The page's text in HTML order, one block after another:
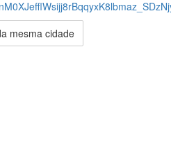
mesma cidade